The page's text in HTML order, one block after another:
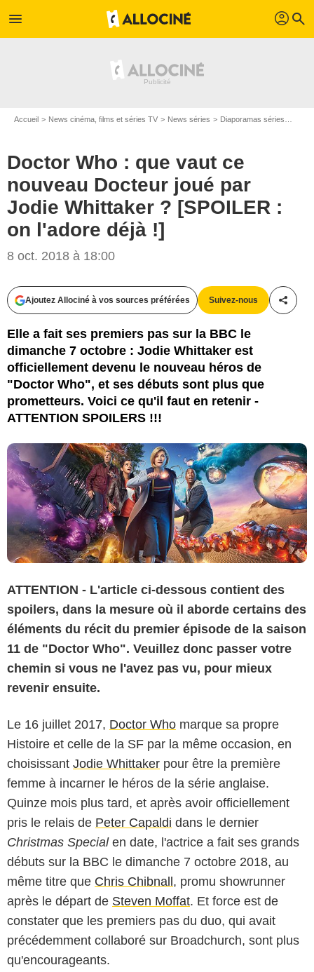
menu profil search
Accueil News cinéma, films et séries TV News séries Diaporamas séries
Doctor Who : que vaut ce
nouveau Docteur joué par
Jodie Whittaker ? [SPOILER :
on l'adore déjà !]
8 oct. 2018 à 18:00
Ajoutez Allociné à vos sources préférées Suivez-nous
Elle a fait ses premiers pas sur la BBC le
dimanche 7 octobre : Jodie Whittaker est
officiellement devenu le nouveau héros de
"Doctor Who", et ses débuts sont plus que
prometteurs. Voici ce qu'il faut en retenir -
ATTENTION SPOILERS !!!
BBC (British Broadcasting Corporation)
ATTENTION - L'article ci-dessous contient des
spoilers, dans la mesure où il aborde certains des
éléments du récit du premier épisode de la saison
11 de "Doctor Who". Veuillez donc passer votre
chemin si vous ne l'avez pas vu, pour mieux
revenir ensuite.
Le 16 juillet 2017, Doctor Who marque sa propre
Histoire et celle de la SF par la même occasion, en
choisissant Jodie Whittaker pour être la première
femme à incarner le héros de la série anglaise.
Quinze mois plus tard, et après avoir officiellement
pris le relais de Peter Capaldi dans le dernier
Christmas Specialen date, l'actrice a fait ses grands
débuts sur la BBC le dimanche 7 octobre 2018, au
même titre que Chris Chibnall , promu showrunner
après le départ de Steven Moffat. Et force est de
constater que les premiers pas du duo, qui avait
précédemment collaboré sur Broadchurch, sont plus
qu'encourageants.